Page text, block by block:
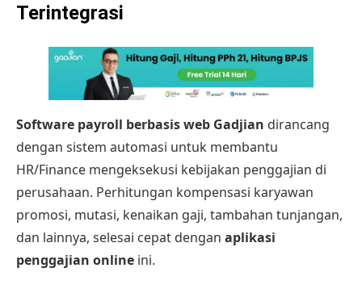
Terintegrasi
Software payroll berbasis web Gadjian dirancang
dengan sistem automasi untuk membantu
HR/Finance mengeksekusi kebijakan penggajian di
perusahaan. Perhitungan kompensasi karyawan
promosi, mutasi, kenaikan gaji, tambahan tunjangan,
dan lainnya, selesai cepat dengan aplikasi
penggajian online ini.